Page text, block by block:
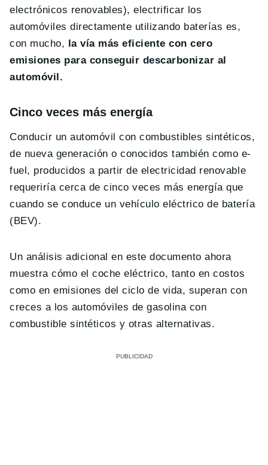
electrónicos renovables), electrificar los
automóviles directamente utilizando baterías es,
con mucho,
la vía más eficiente con cero
emisiones para conseguir descarbonizar al
automóvil.
Cinco veces más energía
Conducir un automóvil con combustibles sintéticos,
de nueva generación o conocidos también como e-
fuel, producidos a partir de electricidad renovable
requeriría cerca de cinco veces más energía que
cuando se conduce un vehículo eléctrico de batería
(BEV).
Un análisis adicional en este documento ahora
muestra cómo el coche eléctrico, tanto en costos
como en emisiones del ciclo de vida, superan con
creces a los automóviles de gasolina con
combustible sintéticos y otras alternativas.